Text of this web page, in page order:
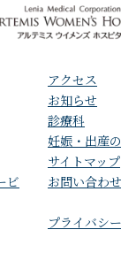
アクセス
お知らせ
診療科
妊娠・出産
サイトマップ
ビ
お問い合わせ
プライバシ